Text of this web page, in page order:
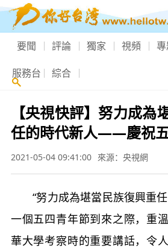
要聞 評論 獨家 視頻
服務台 綜合
【央視快評】努力成為
任的時代新人——慶祝
2021-05-04 09:41:00 來源：央視網
“努力成為堪當民族復興重任
一個五四青年節到來之際，重
華大學考察時的重要講話，令